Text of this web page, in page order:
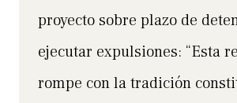
proyecto sobre plazo de
ejecutar expulsiones: “Esta
rompe con la tradición